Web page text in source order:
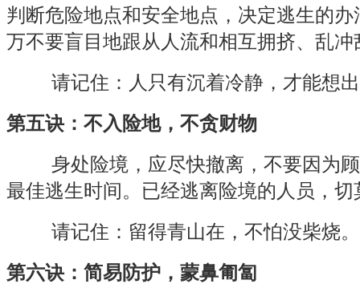
判断危险地点和安全地点，决定逃生的
万不要盲目地跟从人流和相互拥挤、乱冲
请记住：人只有沉着冷静，才能想出
第五诀：不入险地，不贪财物
身处险境，应尽快撤离，不要因为顾
最佳逃生时间。已经逃离险境的人员，切
请记住：留得青山在，不怕没柴烧。
第六诀：简易防护，蒙鼻匍匐